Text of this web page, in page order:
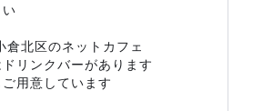
倉北区のネットカフェ
リンクバーがあります
用意しています